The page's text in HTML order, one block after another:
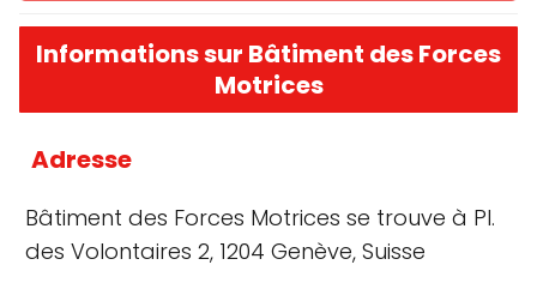
Informations sur Bâtiment des Forces
Motrices
Adresse
Bâtiment des Forces Motrices se trouve à Pl.
des Volontaires 2, 1204 Genève, Suisse